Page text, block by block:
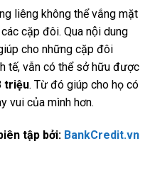
liêng không thể vắng mặt
cặp đôi. Qua nội dung
cho những cặp đôi
tế, vẫn có thể sở hữu được
triệu. Từ đó giúp cho họ có
vui của mình hơn.
tập bởi: BankCredit.vn